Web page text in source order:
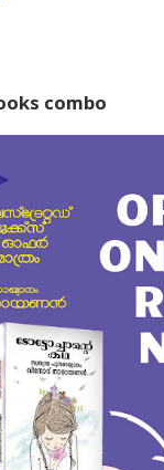
combo